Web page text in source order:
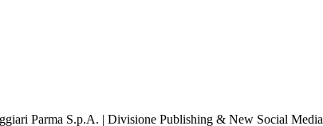
Parma S.p.A. | Divisione Publishing & New Social Media